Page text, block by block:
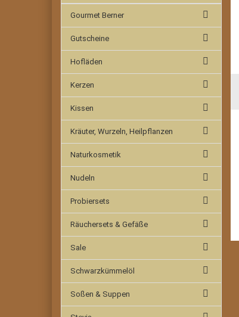
Gourmet Berner
Gutscheine
Hofläden
Kerzen
Kissen
Kräuter, Wurzeln, Heilpflanzen
Naturkosmetik
Nudeln
Probiersets
Räuchersets & Gefäße
Sale
Schwarzkümmelöl
Soßen & Suppen